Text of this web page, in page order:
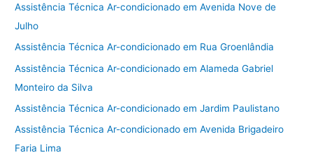
Assistência Técnica Ar-condicionado em Avenida Nove de
Julho
Assistência Técnica Ar-condicionado em Rua Groenlândia
Assistência Técnica Ar-condicionado em Alameda Gabriel
Monteiro da Silva
Assistência Técnica Ar-condicionado em Jardim Paulistano
Assistência Técnica Ar-condicionado em Avenida Brigadeiro
Faria Lima